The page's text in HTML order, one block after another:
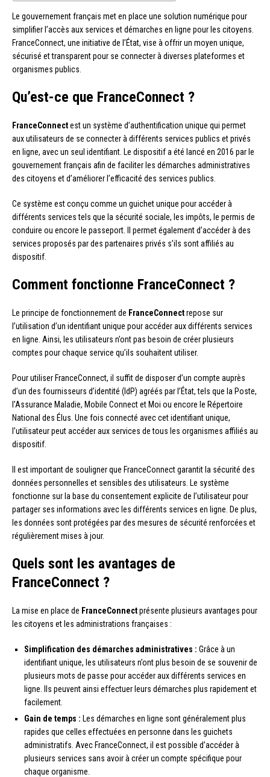
Le gouvernement français met en place une solution numérique pour
simplifier l’accès aux services et démarches en ligne pour les citoyens.
FranceConnect, une initiative de l’État, vise à offrir un moyen unique,
sécurisé et transparent pour se connecter à diverses plateformes et
organismes publics.
Qu’est-ce que FranceConnect ?
FranceConnectest un système d’authentification unique qui permet
aux utilisateurs de se connecter à différents services publics et privés
en ligne, avec un seul identifiant. Le dispositif a été lancé en 2016 par le
gouvernement français afin de faciliter les démarches administratives
des citoyens et d’améliorer l’efficacité des services publics.
Ce système est conçu comme un guichet unique pour accéder à
différents services tels que la sécurité sociale, les impôts, le permis de
conduire ou encore le passeport. Il permet également d’accéder à des
services proposés par des partenaires privés s’ils sont affiliés au
dispositif.
Comment fonctionne FranceConnect ?
Le principe de fonctionnement de FranceConnectrepose sur
l’utilisation d’un identifiant unique pour accéder aux différents services
en ligne. Ainsi, les utilisateurs n’ont pas besoin de créer plusieurs
comptes pour chaque service qu’ils souhaitent utiliser.
Pour utiliser FranceConnect, il suffit de disposer d’un compte auprès
d’un des fournisseurs d’identité (IdP) agréés par l’État, tels que la Poste,
l’Assurance Maladie, Mobile Connect et Moi ou encore le Répertoire
National des Élus. Une fois connecté avec cet identifiant unique,
l’utilisateur peut accéder aux services de tous les organismes affiliés au
dispositif.
Il est important de souligner que FranceConnect garantit la sécurité des
données personnelles et sensibles des utilisateurs. Le système
fonctionne sur la base du consentement explicite de l’utilisateur pour
partager ses informations avec les différents services en ligne. De plus,
les données sont protégées par des mesures de sécurité renforcées et
régulièrement mises à jour.
Quels sont les avantages de
FranceConnect ?
La mise en place de FranceConnectprésente plusieurs avantages pour
les citoyens et les administrations françaises :
Simplification des démarches administratives : Grâce à un
identifiant unique, les utilisateurs n’ont plus besoin de se souvenir de
plusieurs mots de passe pour accéder aux différents services en
ligne. Ils peuvent ainsi effectuer leurs démarches plus rapidement et
facilement.
Gain de temps : Les démarches en ligne sont généralement plus
rapides que celles effectuées en personne dans les guichets
administratifs. Avec FranceConnect, il est possible d’accéder à
plusieurs services sans avoir à créer un compte spécifique pour
chaque organisme.